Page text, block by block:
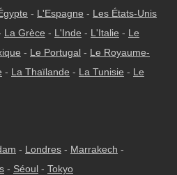
- L'Espagne - Les États-Unis
La Grèce - L'Inde - L'Italie - Le
- Le Portugal - Le Royaume-
- La Thaïlande - La Tunisie - Le
- Londres - Marrakech -
- Séoul - Tokyo